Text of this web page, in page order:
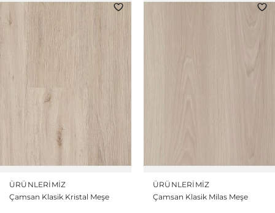
ÜRÜNLERIMIZ
Çamsan Klasik Kristal Meşe
ÜRÜNLERIMIZ
Çamsan Klasik Milas Meşe